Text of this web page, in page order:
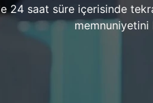
24 saat süre içerisinde